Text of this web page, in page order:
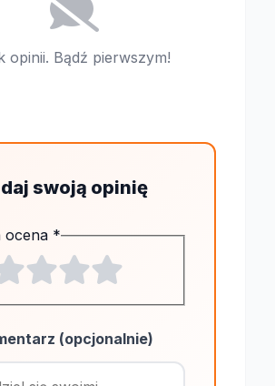
opinii. Bądź pierwszym!
swoją opinię
ocena *
(opcjonalnie)
Maksymalnie